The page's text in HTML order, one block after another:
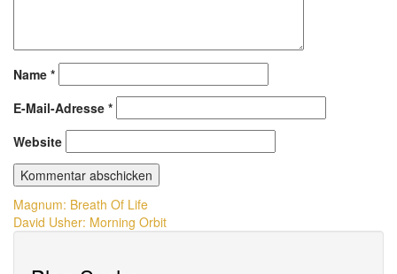
Name *
E-Mail-Adresse *
Website
Beitragsnavigation
Magnum: Breath Of Life
David Usher: Morning Orbit